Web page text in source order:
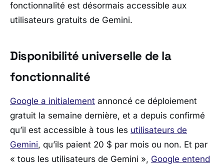
fonctionnalité est désormais accessible aux
utilisateurs gratuits de Gemini.
Disponibilité universelle de la
fonctionnalité
Google a initialement annoncé ce déploiement
gratuit la semaine dernière, et a depuis confirmé
qu’il est accessible à tous les utilisateurs de
Gemini, qu’ils paient 20 $ par mois ou non. Et par
« tous les utilisateurs de Gemini », Google entend